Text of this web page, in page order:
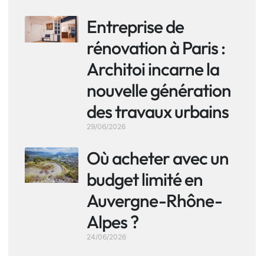
Entreprise de
rénovation à Paris :
Architoi incarne la
nouvelle génération
des travaux urbains
29/06/2026
Où acheter avec un
budget limité en
Auvergne-Rhône-
Alpes ?
24/06/2026